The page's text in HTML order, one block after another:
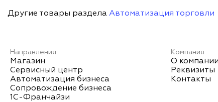
Другие товары раздела Автоматизация торговли
Направления
Магазин
Сервисный центр
Автоматизация бизнеса
Сопровождение бизнеса
1С-Франчайзи
Компания
О компании
Реквизиты
Контакты